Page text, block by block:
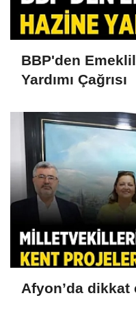
BBP'den
Yardımı Çağrısı
Afyon’da dikkat